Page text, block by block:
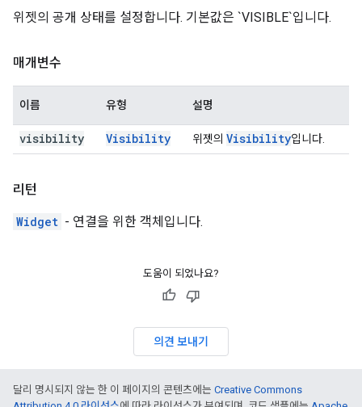
위젯의 공개 상태를 설정합니다. 기본값은 `VISIBLE`입니다.
매개변수
이름 유형 설명
visibility Visibility 위젯의 Visibility입니다.
리턴
Widget - 연결을 위한 객체입니다.
도움이 되었나요?
의견 보내기
달리 명시되지 않는 한 이 페이지의 콘텐츠에는 Creative Commons